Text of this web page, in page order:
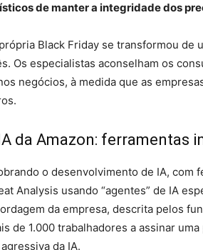
de manter a integridade dos
Black Friday se transformou de
Os especialistas aconselham os
negócios, à medida que as
da Amazon: ferramentas
o desenvolvimento de IA, com
Analysis usando “agentes” de IA
da empresa, descrita pelos
de 1.000 trabalhadores a assinar
da IA.